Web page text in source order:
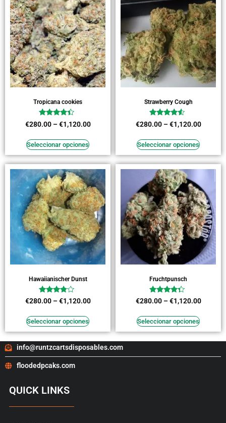
Tropicana cookies
Valorado
de 5
€280.00–€1,120.00
Seleccionar opciones
Strawberry Cough
Valorado
de 5
€280.00–€1,120.00
Seleccionar opciones
Hawaiianischer Dunst
Valorado
en
de 5
€280.00–€1,120.00
Seleccionar opciones
Fruchtpunsch
Valorado
de 5
€280.00–€1,120.00
Seleccionar opciones
info@runtzcartsdisposables.com
floodedpcaks.com
QUICK LINKS